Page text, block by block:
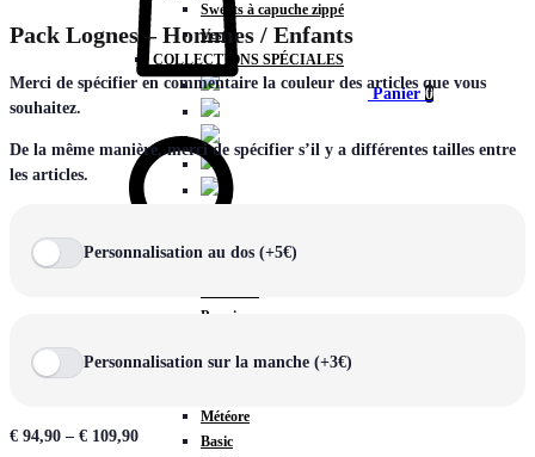
Sweats à capuche zippé
Vestes
COLLECTIONS SPÉCIALES
Premium
Storm
Météore
Basic
Panier 0
Pack Lognes – Hommes / Enfants
Merci de spécifier en commentaire la couleur des articles que vous
souhaitez.
De la même manière, merci de spécifier s’il y a différentes tailles entre
les articles.
Personnalisation au dos (+5€)
Personnalisation sur la manche (+3€)
€ 94,90 – € 109,90